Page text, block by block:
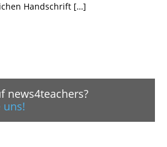
Handschrift […]
news4teachers?
uns!